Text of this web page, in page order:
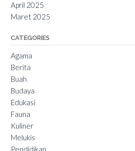
April 2025
Maret 2025
CATEGORIES
Agama
Berita
Buah
Budaya
Edukasi
Fauna
Kuliner
Melukis
Pendidikan